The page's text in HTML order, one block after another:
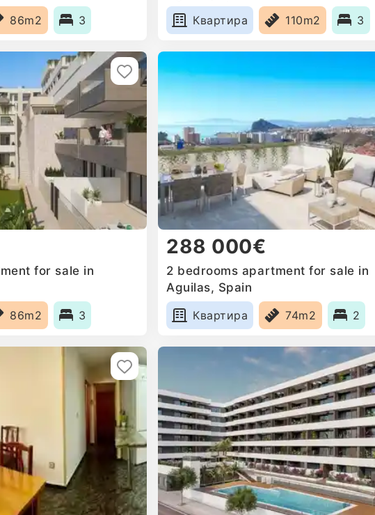
86m2 3
Квартира
110m2 3
for sale in
86m2 3
288 000€
2 bedrooms apartment for sale in
Aguilas, Spain
Квартира
74m2 2